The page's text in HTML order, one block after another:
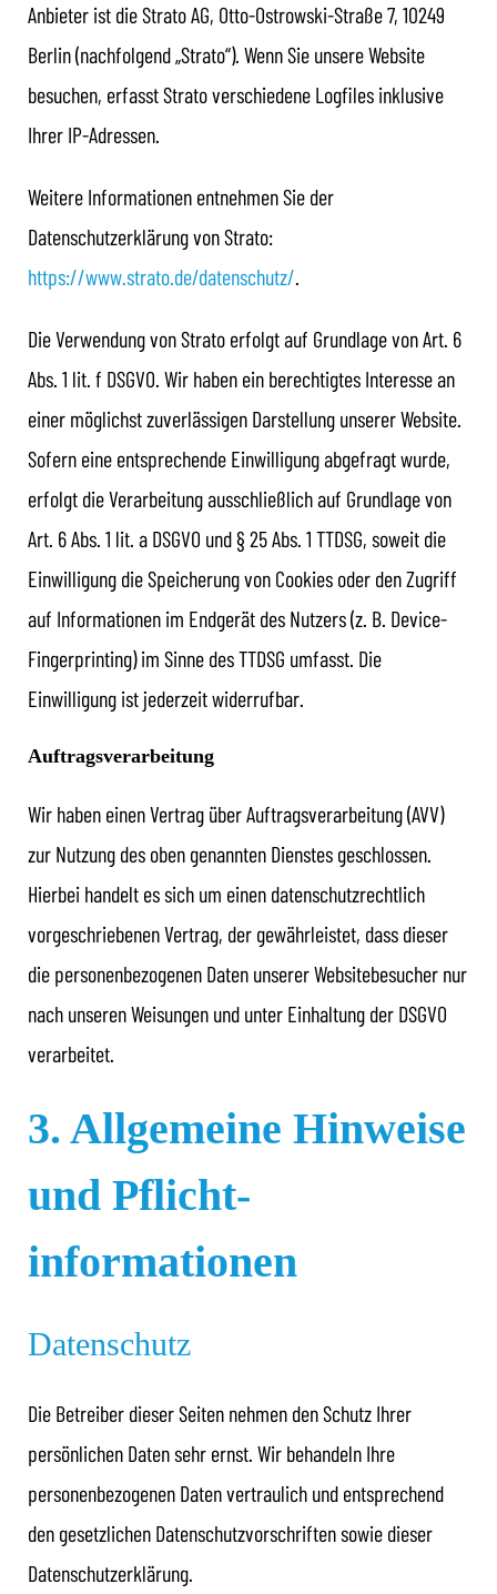
Anbieter ist die Strato AG, Otto-Ostrowski-Straße 7, 10249
Berlin (nachfolgend „Strato“). Wenn Sie unsere Website
besuchen, erfasst Strato verschiedene Logfiles inklusive
Ihrer IP-Adressen.
Weitere Informationen entnehmen Sie der
Datenschutzerklärung von Strato:
https://www.strato.de/datenschutz/.
Die Verwendung von Strato erfolgt auf Grundlage von Art. 6
Abs. 1 lit. f DSGVO. Wir haben ein berechtigtes Interesse an
einer möglichst zuverlässigen Darstellung unserer Website.
Sofern eine entsprechende Einwilligung abgefragt wurde,
erfolgt die Verarbeitung ausschließlich auf Grundlage von
Art. 6 Abs. 1 lit. a DSGVO und § 25 Abs. 1 TTDSG, soweit die
Einwilligung die Speicherung von Cookies oder den Zugriff
auf Informationen im Endgerät des Nutzers (z. B. Device-
Fingerprinting) im Sinne des TTDSG umfasst. Die
Einwilligung ist jederzeit widerrufbar.
Auftragsverarbeitung
Wir haben einen Vertrag über Auftragsverarbeitung (AVV)
zur Nutzung des oben genannten Dienstes geschlossen.
Hierbei handelt es sich um einen datenschutzrechtlich
vorgeschriebenen Vertrag, der gewährleistet, dass dieser
die personenbezogenen Daten unserer Websitebesucher nur
nach unseren Weisungen und unter Einhaltung der DSGVO
verarbeitet.
3. Allgemeine Hinweise
und Pflicht­
informationen
Datenschutz
Die Betreiber dieser Seiten nehmen den Schutz Ihrer
persönlichen Daten sehr ernst. Wir behandeln Ihre
personenbezogenen Daten vertraulich und entsprechend
den gesetzlichen Datenschutzvorschriften sowie dieser
Datenschutzerklärung.